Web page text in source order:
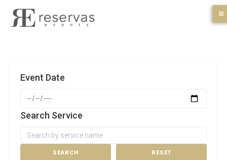
Event Date
Search Service
SEARCH RESET